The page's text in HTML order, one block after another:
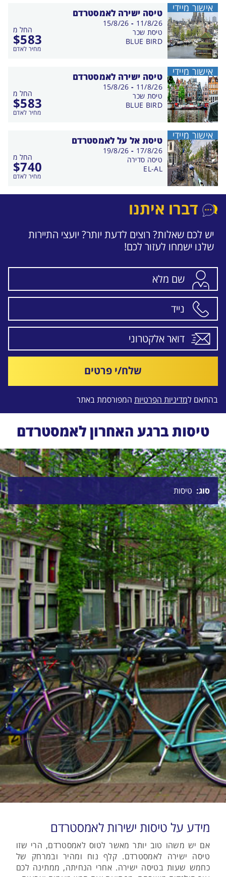
טיסה ישירה לאמסטרדם
החל מ
$583
מחיר לאדם
בין
התאריכים,
11/8/26
-
15/8/26
טיסת שכר
BLUE BIRD
אישור מיידי
טיסה ישירה לאמסטרדם
החל מ
$583
מחיר לאדם
בין
התאריכים,
11/8/26
-
15/8/26
טיסת שכר
BLUE BIRD
אישור מיידי
טיסת אל על לאמסטרדם
החל מ
$740
מחיר לאדם
בין
התאריכים,
17/8/26
-
19/8/26
טיסה סדירה
EL-AL
אישור מיידי
דברו איתנו
יש לכם שאלות? רוצים לדעת יותר? יועצי התיירות
שלנו ישמחו לעזור לכם!
שלח/י פרטים
בהתאם למדיניות הפרטיות המפורסמת באתר
טיסות ברגע האחרון לאמסטרדם
סוג
מידע על טיסות ישירות לאמסטרדם
אם יש משהו טוב יותר מאשר לטוס לאמסטרדם, הרי שזו
טיסה ישירה לאמסטרדם. קלף נוח ומהיר ובמרחק של
כחמש שעות בטיסה ישירה. אחרי הנחיתה, ממתינה לכם